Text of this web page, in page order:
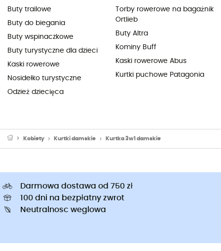
Buty trailowe
Buty do biegania
Buty wspinaczkowe
Buty turystyczne dla dzieci
Kaski rowerowe
Nosidełko turystyczne
Odzież dziecięca
Torby rowerowe na bagażnik
Ortlieb
Buty Altra
Kominy Buff
Kaski rowerowe Abus
Kurtki puchowe Patagonia
Kobiety Kurtki damskie Kurtka 3w1 damskie
Darmowa dostawa od 750 zł
100 dni na bezpłatny zwrot
Neutralnosc weglowa